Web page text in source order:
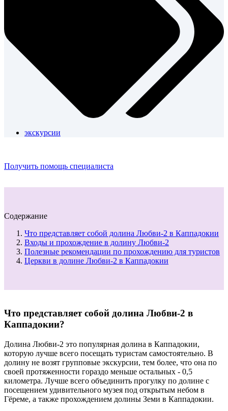
экскурсии
Получить помощь специалиста
Содержание
Что представляет собой долина Любви-2 в Каппадокии
Входы и прохождение в долину Любви-2
Полезные рекомендации по прохождению для туристов
Церкви в долине Любви-2 в Каппадокии
Что представляет собой долина Любви-2 в
Каппадокии?
Долина Любви-2 это популярная долина в Каппадокии,
которую лучше всего посещать туристам самостоятельно. В
долину не возят групповые экскурсии, тем более, что она по
своей протяженности гораздо меньше остальных - 0,5
километра. Лучше всего объединить прогулку по долине с
посещением удивительного музея под открытым небом в
Гёреме, а также прохождением долины Земи в Каппадокии.